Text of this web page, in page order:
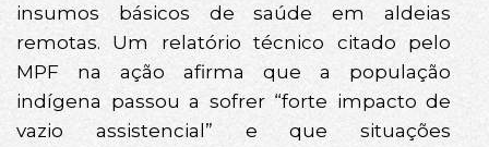
insumos básicos de saúde em aldeias
remotas. Um relatório técnico citado pelo
MPF na ação afirma que a população
indígena passou a sofrer “forte impacto de
vazio assistencial” e que situações